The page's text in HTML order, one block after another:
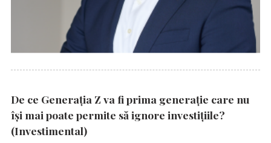
De ce Generația Z va fi prima generație care nu
își mai poate permite să ignore investițiile?
(Investimental)